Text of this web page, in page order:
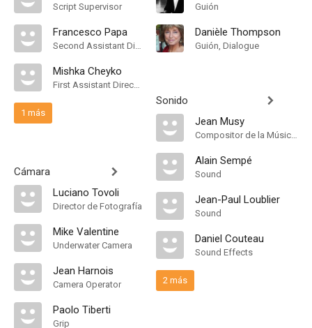
Script Supervisor
Francesco Papa
Second Assistant Director
Mishka Cheyko
First Assistant Director
1 más
Cámara
Luciano Tovoli
Director de Fotografía
Mike Valentine
Underwater Camera
Jean Harnois
Camera Operator
Paolo Tiberti
Grip
Guión
Danièle Thompson
Guión, Dialogue
Sonido
Jean Musy
Compositor de la Música Original, Música
Alain Sempé
Sound
Jean-Paul Loublier
Sound
Daniel Couteau
Sound Effects
2 más